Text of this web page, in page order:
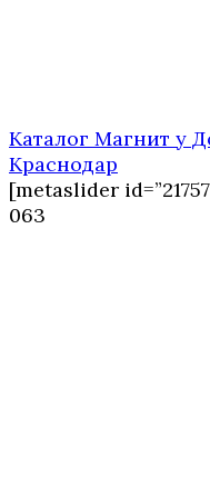
Каталог Магнит у
Краснодар
[metaslider
063